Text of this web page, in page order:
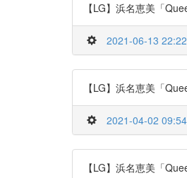
【LG】浜名恵美「
2021-06-13
【LG】浜名恵美「
2021-04-02
【LG】浜名恵美「